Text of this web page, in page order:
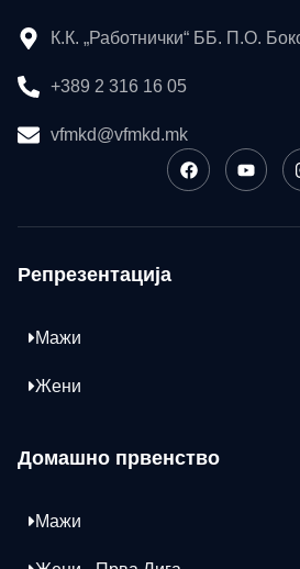
К.К. „Работнички“ ББ. П.О.
+389 2 316 16 05
vfmkd@vfmkd.mk
Репрезентација
Мажи
Жени
Домашно првенство
Мажи